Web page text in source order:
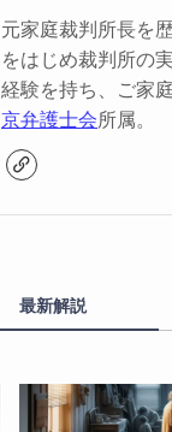
元家庭裁判所長を
をはじめ裁判所の
経験を持ち、ご家
京弁護士会所属。
最新解説